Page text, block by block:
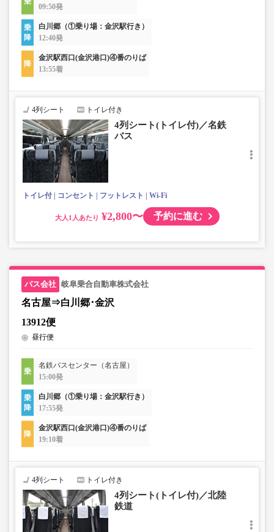
09:50発
白川郷（①乗り場：金沢駅行き）
12:40発
金沢駅西口(金沢港口)④番のりば
13:55着
4列シート トイレ付き
4列シート(トイレ付)／名鉄
バス
トイレ付 コンセント フットレスト Wi-Fi
大人 ¥2,800〜 予約に進む
岐阜乗合自動車株式会社
名古屋⇒白川郷･金沢
13912便
昼行便
名鉄バスセンター（名古屋）
15:00発
白川郷（①乗り場：金沢駅行き）
17:55発
金沢駅西口(金沢港口)④番のりば
19:10着
4列シート トイレ付き
4列シート(トイレ付)／北陸
鉄道